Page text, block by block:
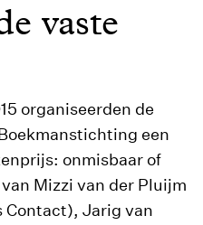
vaste
organiseerden de
een
onmisbaar of
Mizzi van der Pluijm
Jarig van